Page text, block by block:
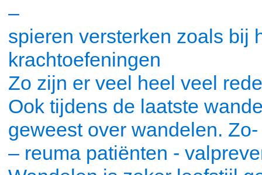
–
spieren versterken zoals bij
krachtoefeningen
Zo zijn er veel heel veel
Ook tijdens de laatste
geweest over wandelen.
– reuma patiënten -